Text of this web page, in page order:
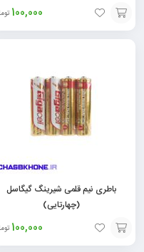
100,000
افزودن
باطری نیم قلمی شیرینگ گیگاسل
(چهارتایی)
100,000